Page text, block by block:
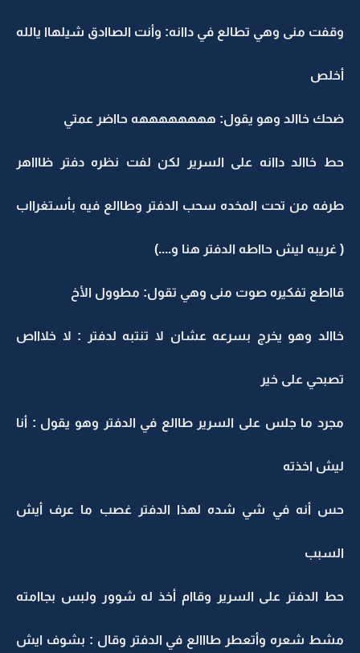
وقفت منى وهي تطالع في داانه: وأنت الصاادق شيلهاا يالله
أخلص
ضحك خاالد وهو يقول: ههههههههه حااضر عمتي
حط خاالد داانه على السرير لكن لفت نظره دفتر ظاااهر
طرفه من تحت المخده سحب الدفتر وطاالع فيه بأستغرااب
( غريبه ليش حااطه الدفتر هنا و....)
قااطع تفكيره صوت منى وهي تقول: مطوول الأخ
خاالد وهو يخرج بسرعه عشان لا تنتبه لدفتر : لا خلاااص
تصبحي على خير
مجرد ما جلس على السرير طاالع في الدفتر وهو يقول : أنا
ليش اخذته
حس أنه في شي شده لهذا الدفتر غصب ما عرف أيش
السبب
حط الدفتر على السرير وقاام أخذ له شوور ولبس بجاامته
مشط شعره وأتعطر طااالع في الدفتر وقال : بشوف ايش